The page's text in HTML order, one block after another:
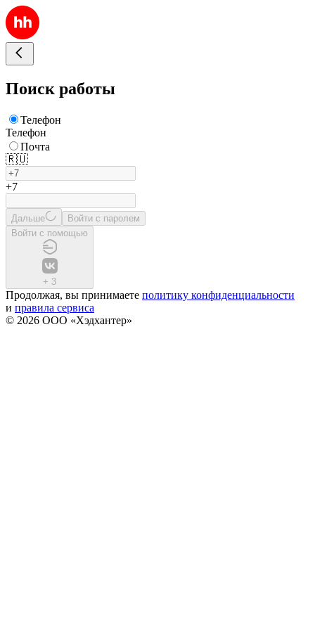
Поиск работы
Телефон
Телефон
Почта
🇷🇺
+7
Дальше
Войти с паролем
Войти с помощью
+ 3
Продолжая, вы принимаете политику конфиденциальности
и правила сервиса
© 2026 ООО «Хэдхантер»